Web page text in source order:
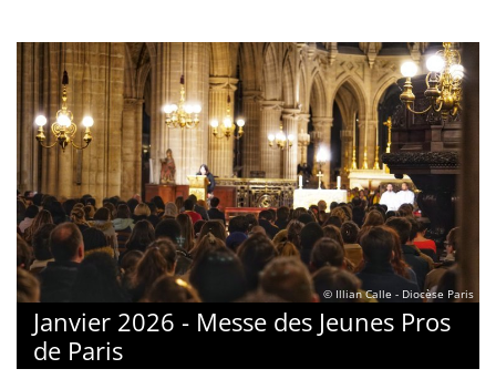
© Illian Calle - Diocèse Paris
Janvier 2026 - Messe des Jeunes Pros
de Paris